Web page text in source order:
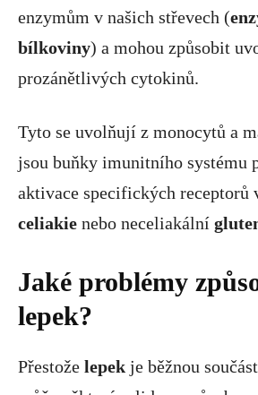
enzymům v našich střevech (
bílkoviny) a mohou způsobit
prozánětlivých cytokinů.
Tyto se uvolňují z monocytů a
jsou buňky imunitního systému
aktivace specifických receptorů
celiakie nebo neceliakální
Jaké problémy
lepek?
Přestože lepek je běžnou